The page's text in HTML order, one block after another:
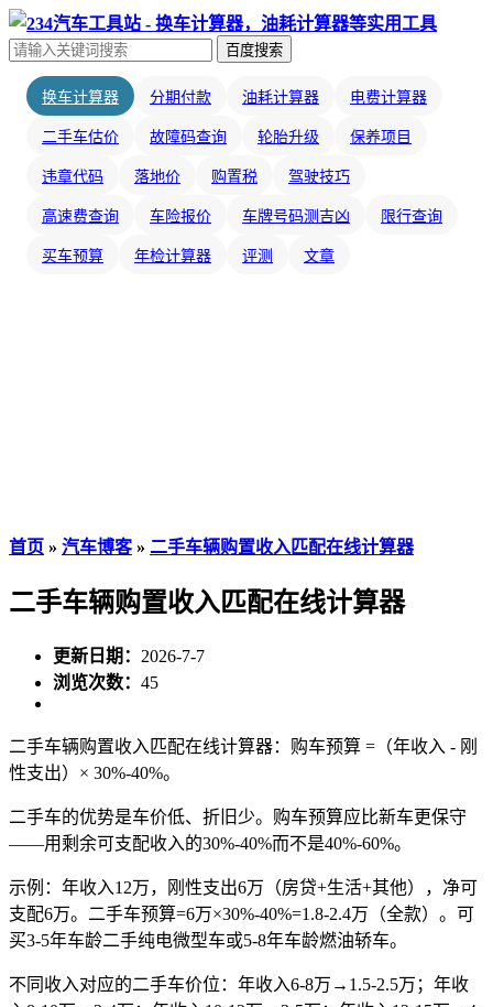
百度搜索
换车计算器 分期付款 油耗计算器 电费计算器
二手车估价 故障码查询 轮胎升级 保养项目
违章代码 落地价 购置税 驾驶技巧
高速费查询 车险报价 车牌号码测吉凶 限行查询
买车预算 年检计算器 评测 文章
首页 » 汽车博客» 二手车辆购置收入匹配在线计算器
二手车辆购置收入匹配在线计算器
更新日期： 2026-7-7
浏览次数： 45
二手车辆购置收入匹配在线计算器：购车预算 =（年收入 - 刚
性支出）× 30%-40%。
二手车的优势是车价低、折旧少。购车预算应比新车更保守
——用剩余可支配收入的30%-40%而不是40%-60%。
示例：年收入12万，刚性支出6万（房贷+生活+其他），净可
支配6万。二手车预算=6万×30%-40%=1.8-2.4万（全款）。可
买3-5年车龄二手纯电微型车或5-8年车龄燃油轿车。
不同收入对应的二手车价位：年收入6-8万→1.5-2.5万；年收